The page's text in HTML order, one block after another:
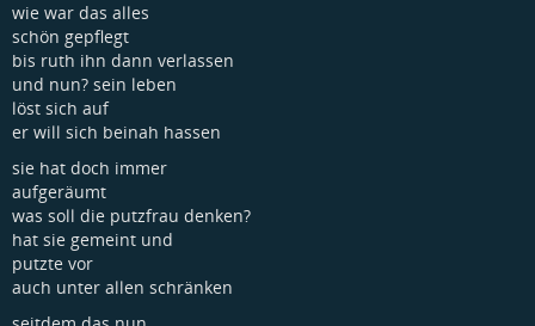
wie war das alles
schön gepflegt
bis ruth ihn dann verlassen
und nun? sein leben
löst sich auf
er will sich beinah hassen
sie hat doch immer
aufgeräumt
was soll die putzfrau denken?
hat sie gemeint und
putzte vor
auch unter allen schränken